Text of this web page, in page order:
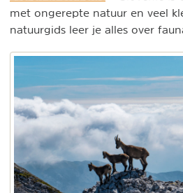
met ongerepte natuur en veel
natuurgids leer je alles over